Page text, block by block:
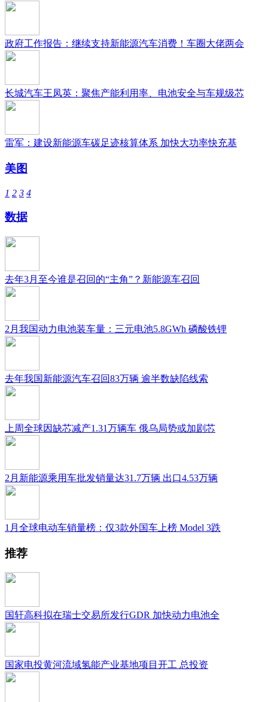
政府工作报告：继续支持新能源汽车消费！车圈大佬两会
长城汽车王凤英：聚焦产能利用率、电池安全与车规级芯
雷军：建设新能源车碳足迹核算体系 加快大功率快充基
美图
1 2 3 4
数据
去年3月至今谁是召回的“主角”？新能源车召回
2月我国动力电池装车量：三元电池5.8GWh 磷酸铁锂
去年我国新能源汽车召回83万辆 逾半数缺陷线索
上周全球因缺芯减产1.31万辆车 俄乌局势或加剧芯
2月新能源乘用车批发销量达31.7万辆 出口4.53万辆
1月全球电动车销量榜：仅3款外国车上榜 Model 3跌
推荐
国轩高科拟在瑞士交易所发行GDR 加快动力电池全
国家电投黄河流域氢能产业基地项目开工 总投资